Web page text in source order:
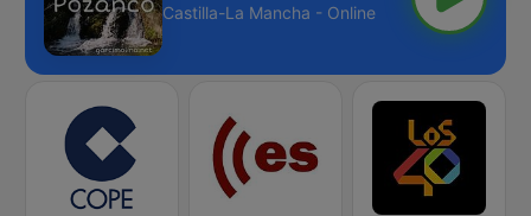
Castilla-La Mancha - Online